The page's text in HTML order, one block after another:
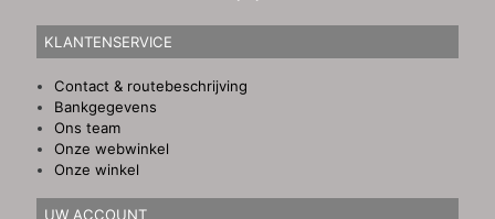
KLANTENSERVICE
Contact & routebeschrijving
Bankgegevens
Ons team
Onze webwinkel
Onze winkel
UW ACCOUNT